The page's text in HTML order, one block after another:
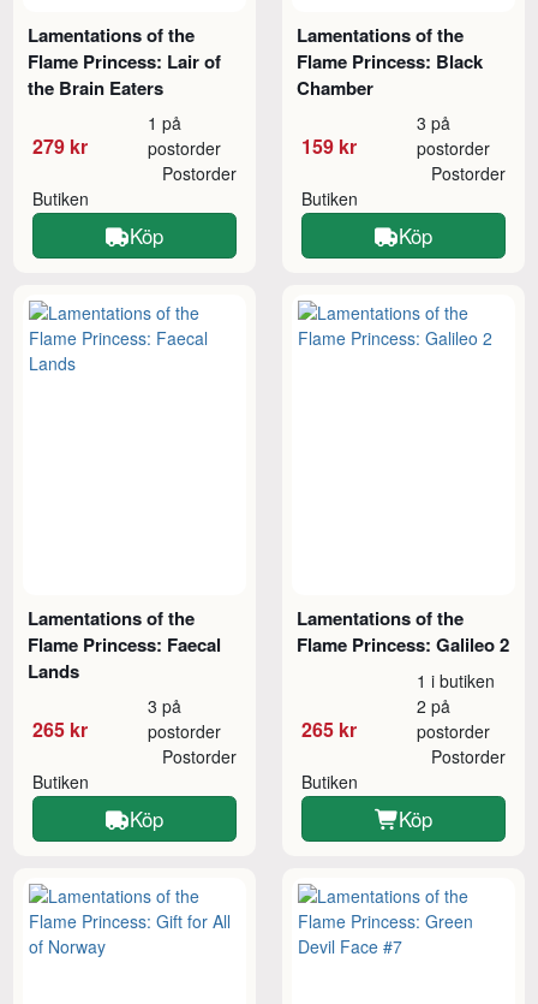
Lamentations of the
Flame Princess: Lair of
the Brain Eaters
279 kr
1 på
postorder
Butiken
Postorder
Köp
Lamentations of the
Flame Princess: Black
Chamber
159 kr
3 på
postorder
Butiken
Postorder
Köp
Lamentations of the
Flame Princess: Faecal
Lands
265 kr
3 på
postorder
Butiken
Postorder
Köp
Lamentations of the
Flame Princess: Galileo 2
265 kr
1 i butiken
2 på
postorder
Butiken
Postorder
Köp